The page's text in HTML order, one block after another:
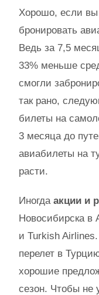
Хорошо, если вы
бронировать
Ведь за 7,5
33% меньше
смогли
так рано,
билеты на
3 месяца до
авиабилеты на
расти.
Иногда акции и
Новосибирска в
и Turkish
перелет в
хорошие
сезон. Чтобы не